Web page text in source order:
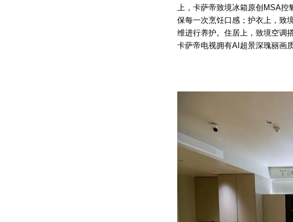
上，卡萨帝致境冰箱原创MSA控
保每一次烹饪口感；护衣上，致
维进行养护。住居上，致境空调
卡萨帝电视拥有AI超景深瑰丽画